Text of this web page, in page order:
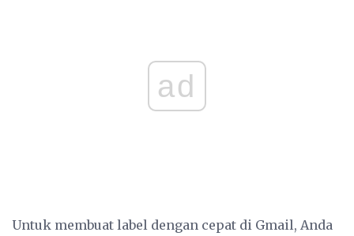
ad
Untuk membuat label dengan cepat di Gmail, Anda